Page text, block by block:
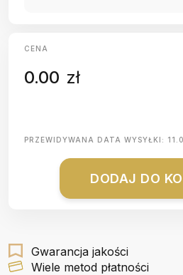
CENA
0.00 zł
PRZEWIDYWANA DATA WYSYŁKI:
DODAJ DO
Gwarancja jakości
Wiele metod płatności